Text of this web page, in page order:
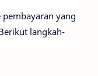
yang
langkah-